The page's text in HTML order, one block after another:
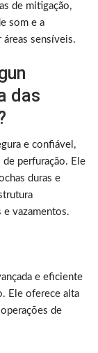
de mitigação,
som e a
sensíveis.
das
e confiável,
perfuração. Ele
duras e
e vazamentos.
e eficiente
Ele oferece alta
de